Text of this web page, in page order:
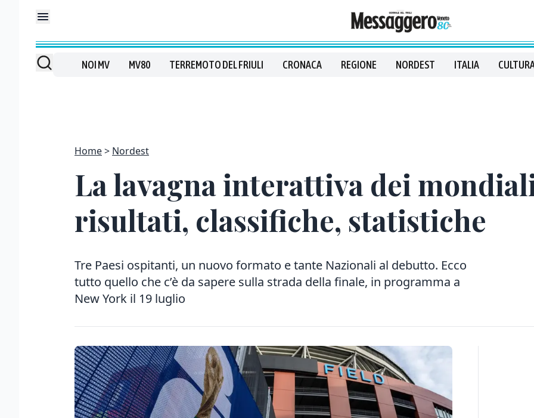
NOI MV MV80 TERREMOTO DEL FRIULI CRONACA REGIONE NORDEST ITALIA
Home Nordest
La lavagna interattiva dei
risultati, classifiche, statistiche
Tre Paesi ospitanti, un nuovo formato e tante Nazionali al debutto. Ecco
tutto quello che c’è da sapere sulla strada della finale, in programma a
New York il 19 luglio